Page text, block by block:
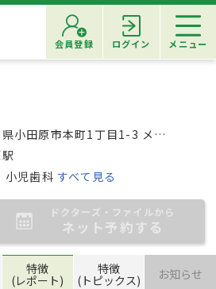
会員登録 ログイン メニュー
田原市本町1丁目1-3 メゾン幸田門
小児歯科 すべて見る
ドクターズ・ファイルから
ネット予約する
特徴
(レポート)
特徴
(トピックス) お知らせ